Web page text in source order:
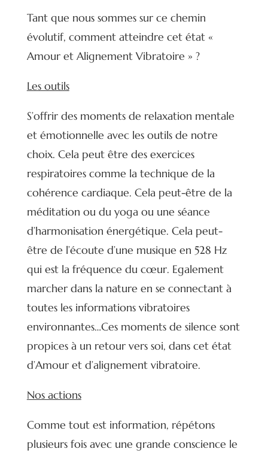
Tant que nous sommes sur ce chemin
évolutif, comment atteindre cet état «
Amour et Alignement Vibratoire » ?
Les outils
S’offrir des moments de relaxation mentale
et émotionnelle avec les outils de notre
choix. Cela peut être des exercices
respiratoires comme la technique de la
cohérence cardiaque. Cela peut-être de la
méditation ou du yoga ou une séance
d’harmonisation énergétique. Cela peut-
être de l’écoute d’une musique en 528 Hz
qui est la fréquence du cœur. Egalement
marcher dans la nature en se connectant à
toutes les informations vibratoires
environnantes…Ces moments de silence sont
propices à un retour vers soi, dans cet état
d’Amour et d’alignement vibratoire.
Nos actions
Comme tout est information, répétons
plusieurs fois avec une grande conscience le